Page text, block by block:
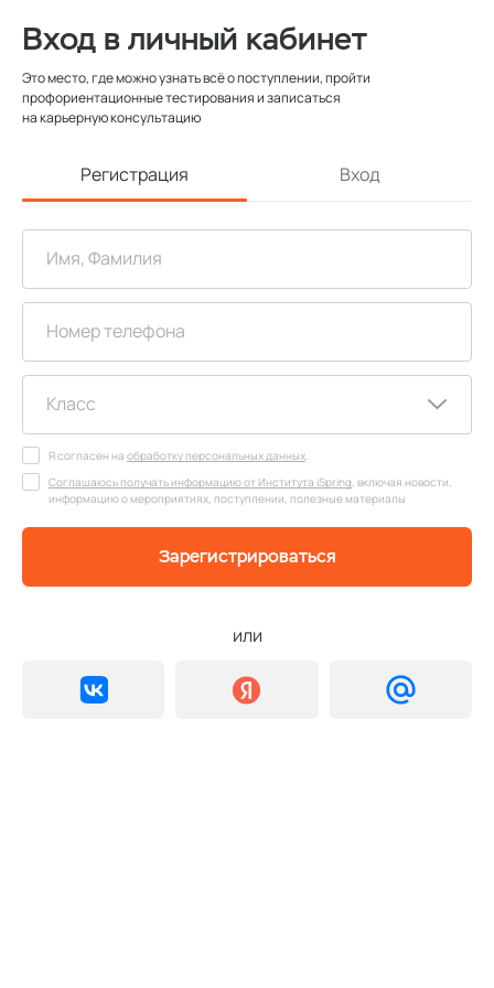
Вход в личный кабинет
Это место, где можно узнать всё о поступлении, пройти
профориентационные тестирования и записаться
на карьерную консультацию
Регистрация Вход
Я согласен на обработку персональных данных.
Соглашаюсь получать информацию от Института iSpring, включая новости,
информацию о мероприятиях, поступлении, полезные материалы
Зарегистрироваться
или